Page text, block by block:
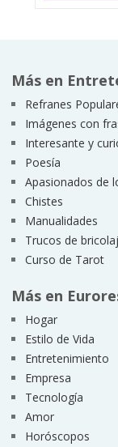
Más en
Refranes
Imágenes con
Interesante y
Poesía
Apasionados de
Chistes
Manualidades
Trucos de
Curso de Tarot
Más en
Hogar
Estilo de Vida
Entretenimiento
Empresa
Tecnología
Amor
Horóscopos